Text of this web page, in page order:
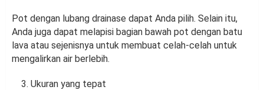
Pot dengan lubang drainase dapat Anda pilih. Selain itu,
Anda juga dapat melapisi bagian bawah pot dengan batu
lava atau sejenisnya untuk membuat celah-celah untuk
mengalirkan air berlebih.
Ukuran yang tepat